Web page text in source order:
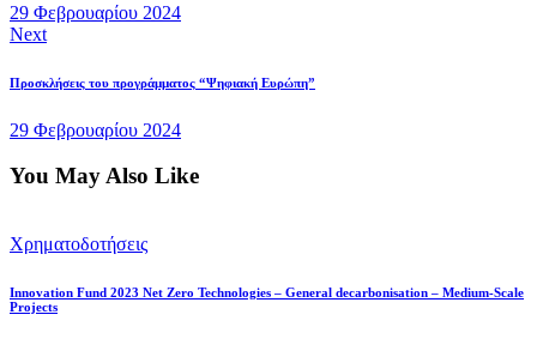
29 Φεβρουαρίου 2024
Next
Προσκλήσεις του προγράμματος “Ψηφιακή Ευρώπη”
29 Φεβρουαρίου 2024
You May Also Like
Χρηματοδοτήσεις
Innovation Fund 2023 Net Zero Technologies – General decarbonisation – Medium-Scale
Projects